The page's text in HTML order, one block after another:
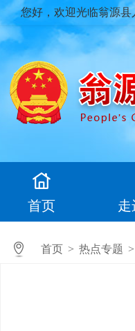
您好，欢迎光临翁源县
首页 走
首页 > 热点专题 >